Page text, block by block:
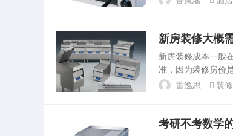
新房装修大概
新房装修成本一般
准，因为装修房价
左右，属普通装修
雷逸思 装修
考研不考数学